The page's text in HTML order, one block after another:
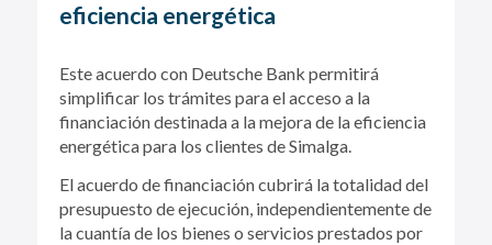
eficiencia energética
Este acuerdo con Deutsche Bank permitirá
simplificar los trámites para el acceso a la
financiación destinada a la mejora de la eficiencia
energética para los clientes de Simalga.
El acuerdo de financiación cubrirá la totalidad del
presupuesto de ejecución, independientemente de
la cuantía de los bienes o servicios prestados por